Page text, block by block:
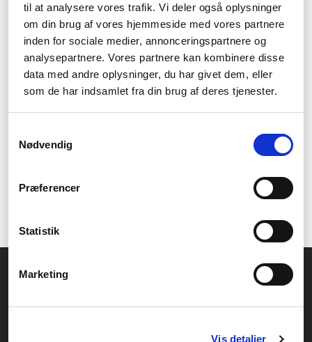
til at analysere vores trafik. Vi deler også oplysninger
om din brug af vores hjemmeside med vores partnere
inden for sociale medier, annonceringspartnere og
analysepartnere. Vores partnere kan kombinere disse
data med andre oplysninger, du har givet dem, eller
som de har indsamlet fra din brug af deres tjenester.
Nødvendig
Præferencer
Statistik
Marketing
Vis detaljer
Garantitiden varierar beroende på tillverkaren, men de flesta
erbjuder minst 1 års garanti.
Fördelar:
Högre hastigheter och bättre prestanda än tidigare DDR-
minnen
Längre batteritid på bärbara datorer
Nackdelar:
Många moderna bärbara datorer använder inte längre
Allmänna frågor: